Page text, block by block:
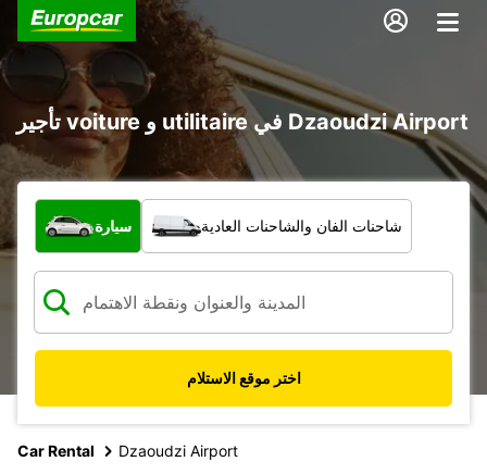
تأجير voiture و utilitaire في Dzaoudzi Airport
ما نوع المركبة؟
سيارة شاحنات الفان والشاحنات العادية
اختر موقع الاستلام
Car Rental Dzaoudzi Airport